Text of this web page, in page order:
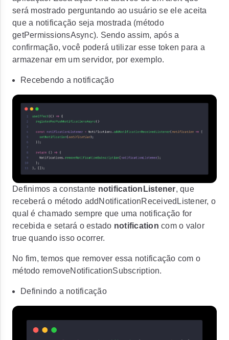
será mostrado perguntando ao usuário se ele aceita
que a notificação seja mostrada (método
getPermissionsAsync). Sendo assim, após a
confirmação, você poderá utilizar esse token para a
armazenar em um servidor, por exemplo.
Recebendo a notificação
Definimos a constante notificationListener, que
receberá o método addNotificationReceivedListener, o
qual é chamado sempre que uma notificação for
recebida e setará o estado notification com o valor
true quando isso ocorrer.
No fim, temos que remover essa notificação com o
método removeNotificationSubscription.
Definindo a notificação